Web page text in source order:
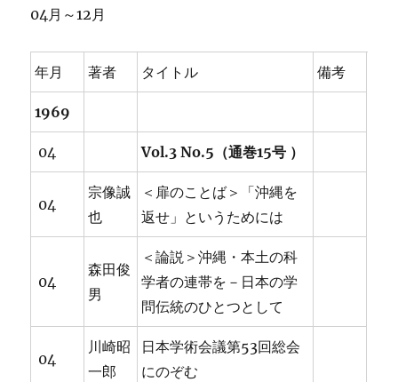
04月～12月
年月 著者 タイトル 備考
1969
04 Vol.3 No.5（通巻15号 ）
04
宗像誠
也
＜扉のことば＞「沖縄を
返せ」というためには
04
森田俊
男
＜論説＞沖縄・本土の科
学者の連帯を－日本の学
問伝統のひとつとして
04
川崎昭
一郎
日本学術会議第53回総会
にのぞむ